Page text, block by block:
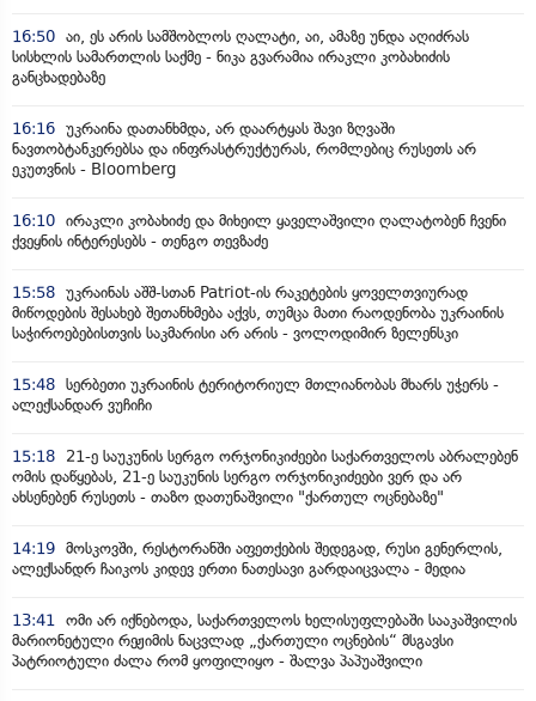
16:50 აი, ეს არის სამშობლოს ღალატი, აი, ამაზე უნდა აღიძრას
სისხლის სამართლის საქმე - ნიკა გვარამია ირაკლი კობახიძის
განცხადებაზე
16:16 უკრაინა დათანხმდა, არ დაარტყას შავი ზღვაში
ნავთობტანკერებსა და ინფრასტრუქტურას, რომლებიც რუსეთს არ
ეკუთვნის - Bloomberg
16:10 ირაკლი კობახიძე და მიხეილ ყაველაშვილი ღალატობენ ჩვენი
ქვეყნის ინტერესებს - თენგო თევზაძე
15:58 უკრაინას აშშ-სთან Patriot-ის რაკეტების ყოველთვიურად
მიწოდების შესახებ შეთანხმება აქვს, თუმცა მათი რაოდენობა უკრაინის
საჭიროებებისთვის საკმარისი არ არის - ვოლოდიმირ ზელენსკი
15:48 სერბეთი უკრაინის ტერიტორიულ მთლიანობას მხარს უჭერს -
ალექსანდარ ვუჩიჩი
15:18
21-ე საუკუნის სერგო ორჯონიკიძეები საქართველოს აბრალებენ
ომის დაწყებას, 21-ე საუკუნის სერგო ორჯონიკიძეები ვერ და არ
ახსენებენ რუსეთს - თაზო დათუნაშვილი "ქართულ ოცნებაზე"
14:19 მოსკოვში, რესტორანში აფეთქების შედეგად, რუსი გენერლის,
ალექსანდრ ჩაიკოს კიდევ ერთი ნათესავი გარდაიცვალა - მედია
13:41
ომი არ იქნებოდა, საქართველოს ხელისუფლებაში სააკაშვილის
მარიონეტული რეჟიმის ნაცვლად „ქართული ოცნების“ მსგავსი
პატრიოტული ძალა რომ ყოფილიყო - შალვა პაპუაშვილი